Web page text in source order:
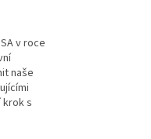
v roce
naše
krok s